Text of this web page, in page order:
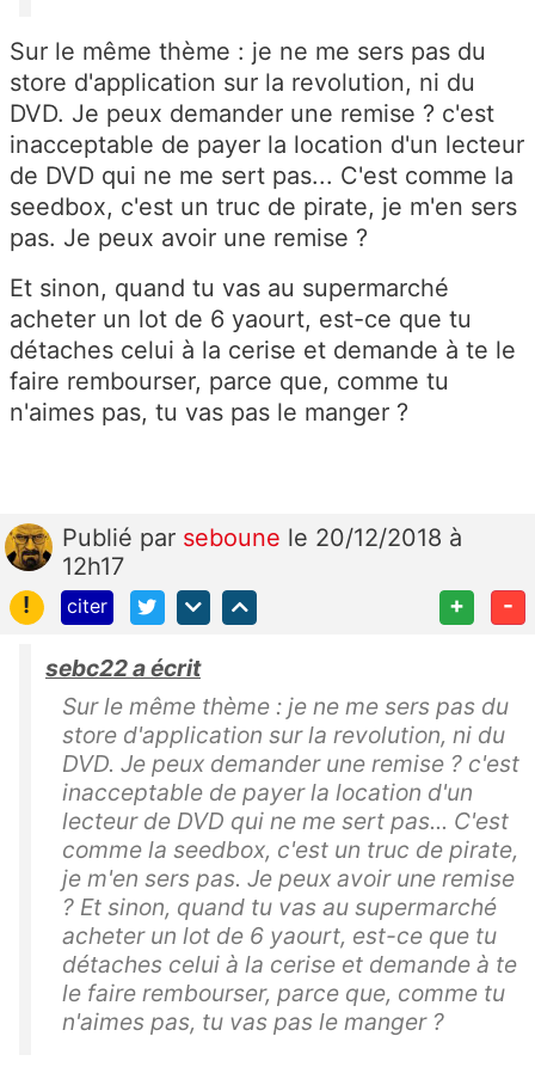
Sur le même thème : je ne me sers pas du
store d'application sur la revolution, ni du
DVD. Je peux demander une remise ? c'est
inacceptable de payer la location d'un lecteur
de DVD qui ne me sert pas... C'est comme la
seedbox, c'est un truc de pirate, je m'en sers
pas. Je peux avoir une remise ?
Et sinon, quand tu vas au supermarché
acheter un lot de 6 yaourt, est-ce que tu
détaches celui à la cerise et demande à te le
faire rembourser, parce que, comme tu
n'aimes pas, tu vas pas le manger ?
Publié par seboune le 20/12/2018 à
12h17
!
citer + -
sebc22 a écrit
Sur le même thème : je ne me sers pas du
store d'application sur la revolution, ni du
DVD. Je peux demander une remise ? c'est
inacceptable de payer la location d'un
lecteur de DVD qui ne me sert pas... C'est
comme la seedbox, c'est un truc de pirate,
je m'en sers pas. Je peux avoir une remise
? Et sinon, quand tu vas au supermarché
acheter un lot de 6 yaourt, est-ce que tu
détaches celui à la cerise et demande à te
le faire rembourser, parce que, comme tu
n'aimes pas, tu vas pas le manger ?